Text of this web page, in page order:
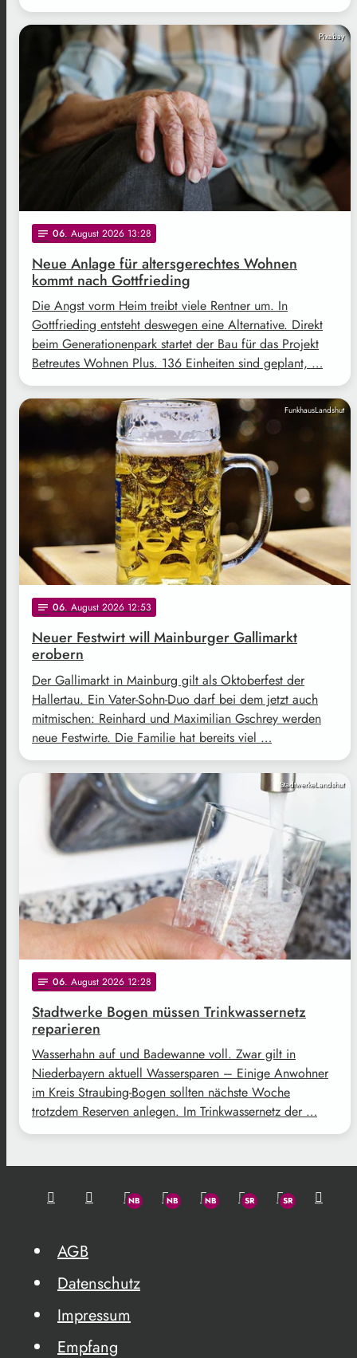
Pixabay
notes 06. August 2026 13:28
Neue Anlage für altersgerechtes Wohnen
kommt nach Gottfrieding
Die Angst vorm Heim treibt viele Rentner um. In
Gottfrieding entsteht deswegen eine Alternative. Direkt
beim Generationenpark startet der Bau für das Projekt
Betreutes Wohnen Plus. 136 Einheiten sind geplant, …
FunkhausLandshut
notes 06. August 2026 12:53
Neuer Festwirt will Mainburger Gallimarkt
erobern
Der Gallimarkt in Mainburg gilt als Oktoberfest der
Hallertau. Ein Vater-Sohn-Duo darf bei dem jetzt auch
mitmischen: Reinhard und Maximilian Gschrey werden
neue Festwirte. Die Familie hat bereits viel …
StadtwerkeLandshut
notes 06. August 2026 12:28
Stadtwerke Bogen müssen Trinkwassernetz
reparieren
Wasserhahn auf und Badewanne voll. Zwar gilt in
Niederbayern aktuell Wassersparen – Einige Anwohner
im Kreis Straubing-Bogen sollten nächste Woche
trotzdem Reserven anlegen. Im Trinkwassernetz der …
AGB
Datenschutz
Impressum
Empfang